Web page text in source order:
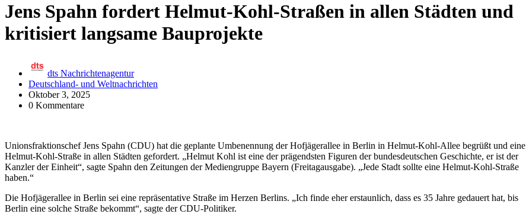
Jens Spahn fordert Helmut-Kohl-Straßen in allen Städten und
kritisiert langsame Bauprojekte
dts Nachrichtenagentur
Deutschland- und Weltnachrichten
Oktober 3, 2025
0 Kommentare
Unionsfraktionschef Jens Spahn (CDU) hat die geplante Umbenennung der Hofjägerallee in Berlin in Helmut-Kohl-Allee begrüßt und eine
Helmut-Kohl-Straße in allen Städten gefordert. „Helmut Kohl ist eine der prägendsten Figuren der bundesdeutschen Geschichte, er ist der
Kanzler der Einheit“, sagte Spahn den Zeitungen der Mediengruppe Bayern (Freitagausgabe). „Jede Stadt sollte eine Helmut-Kohl-Straße
haben.“
Die Hofjägerallee in Berlin sei eine repräsentative Straße im Herzen Berlins. „Ich finde eher erstaunlich, dass es 35 Jahre gedauert hat, bis
Berlin eine solche Straße bekommt“, sagte der CDU-Politiker.